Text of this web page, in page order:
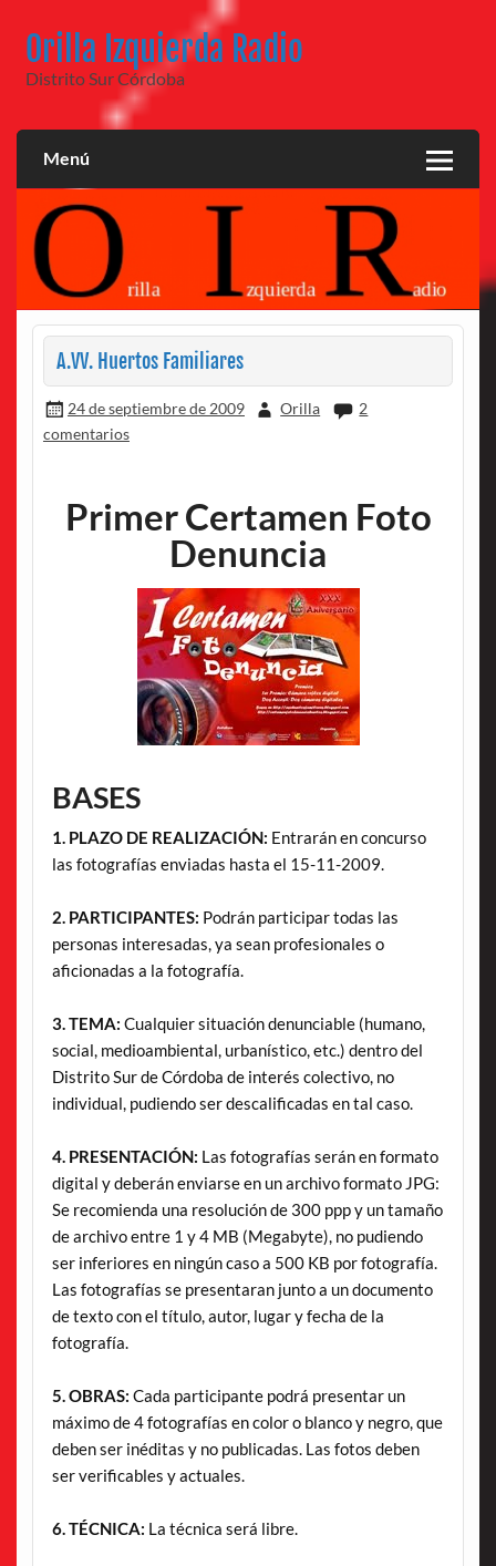
contenido
Orilla Izquierda Radio
Distrito Sur Córdoba
Menú
A.VV. Huertos Familiares
24 de septiembre de 2009 Orilla
2
comentarios
Primer Certamen Foto
Denuncia
BASES
1. PLAZO DE REALIZACIÓN: Entrarán en concurso
las fotografías enviadas hasta el 15-11-2009.
2. PARTICIPANTES: Podrán participar todas las
personas interesadas, ya sean profesionales o
aficionadas a la fotografía.
3. TEMA: Cualquier situación denunciable (humano,
social, medioambiental, urbanístico, etc.) dentro del
Distrito Sur de Córdoba de interés colectivo, no
individual, pudiendo ser descalificadas en tal caso.
4. PRESENTACIÓN: Las fotografías serán en formato
digital y deberán enviarse en un archivo formato JPG:
Se recomienda una resolución de 300 ppp y un tamaño
de archivo entre 1 y 4 MB (Megabyte), no pudiendo
ser inferiores en ningún caso a 500 KB por fotografía.
Las fotografías se presentaran junto a un documento
de texto con el título, autor, lugar y fecha de la
fotografía.
5. OBRAS: Cada participante podrá presentar un
máximo de 4 fotografías en color o blanco y negro, que
deben ser inéditas y no publicadas. Las fotos deben
ser verificables y actuales.
6. TÉCNICA: La técnica será libre.